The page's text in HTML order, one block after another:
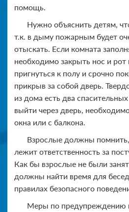
помощь.
Нужно объяснить детям,
т.к. в дыму пожарным будет
отыскать. Если комната
необходимо закрыть нос и
пригнуться к полу и срочно
прикрыв за собой дверь.
из дома есть два
выйти через дверь,
окна или с балкона.
Взрослые должны
лежит ответственность за
Как бы взрослые не были
должны найти время для
правилах безопасного
Меры по предупреждению